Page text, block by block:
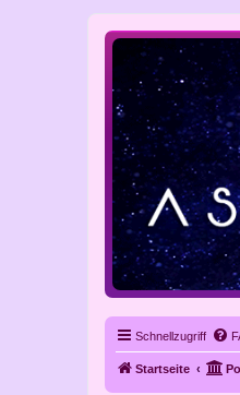
Schnellzugriff
Startseite